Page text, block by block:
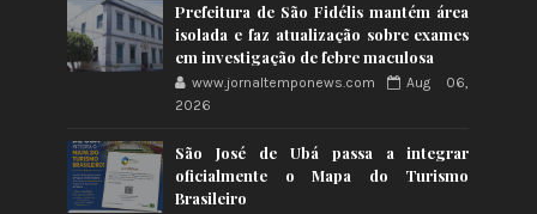
Prefeitura de São Fidélis mantém área
isolada e faz atualização sobre exames
em investigação de febre maculosa
www.jornaltemponews.com
Aug 06,
2026
São José de Ubá passa a integrar
oficialmente o Mapa do Turismo
Brasileiro